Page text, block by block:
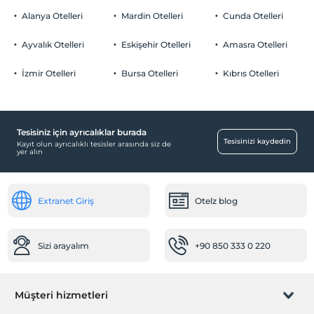
Otopark
Ücretsiz Halka Açık Otopark
Havuz
Bahçe
24 saat açık resepsiyon
Günlük temizlik hizmeti
2 yaşına kadar olan bebekler ücretsizdir.
Alanya Otelleri
Ayvalık Otelleri
İzmir Otelleri
Mardin Otelleri
Eskişehir Otelleri
Bursa Otelleri
Cunda Otelleri
Amasra Otelleri
Kıbrıs Otelleri
Tesisiniz için ayrıcalıklar burada
Kayıt olun ayrıcalıklı tesisler arasında siz de
yer alın
Tesisinizi kaydedin
Extranet Giriş Otelz blog
Sizi arayalım +90 850 333 0 220
Müşteri hizmetleri